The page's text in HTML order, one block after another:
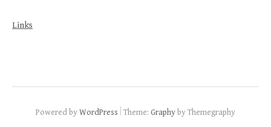
Links
Powered byWordPress |Theme: Graphy by Themegraphy